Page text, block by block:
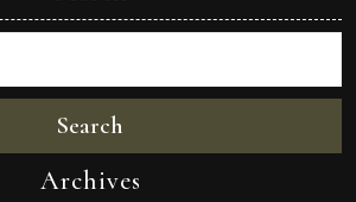
Search
Archives